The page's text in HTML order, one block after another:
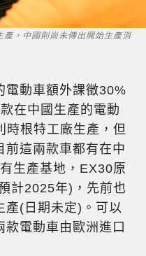
，中國則尚未傳出開始生產消
電動車額外課徵30%
在中國生產的電動
時根特工廠生產，但
前這兩款車都有在中
生產基地，EX30原
計2025年)，先前也
產(日期未定)。可以
電動車由歐洲進口